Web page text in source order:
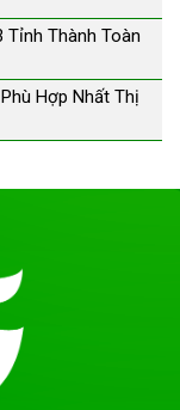
Tỉnh Thành Toàn
Hợp Nhất Thị